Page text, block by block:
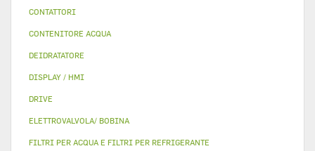
CONTATTORI
CONTENITORE ACQUA
DEIDRATATORE
DISPLAY / HMI
DRIVE
ELETTROVALVOLA/ BOBINA
FILTRI PER ACQUA E FILTRI PER REFRIGERANTE